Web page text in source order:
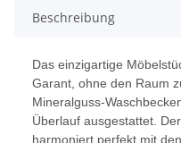
Beschreibung
Das einzigartige
Garant, ohne den Raum
Mineralguss-
Überlauf ausgestattet.
harmoniert perfekt mit